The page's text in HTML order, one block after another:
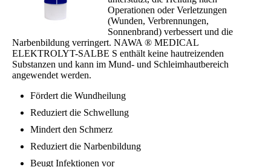
Operationen oder Verletzungen
(Wunden, Verbrennungen,
Sonnenbrand) verbessert und die
Narbenbildung verringert. NAWA ® MEDICAL
ELEKTROLYT-SALBE S enthält keine hautreizenden
Substanzen und kann im Mund- und Schleimhautbereich
angewendet werden.
Fördert die Wundheilung
Reduziert die Schwellung
Mindert den Schmerz
Reduziert die Narbenbildung
Beugt Infektionen vor